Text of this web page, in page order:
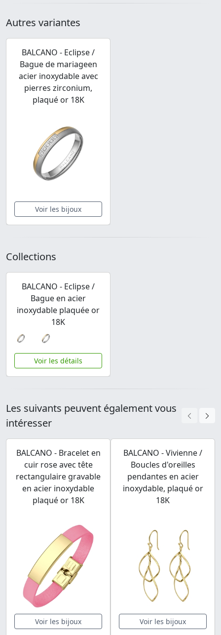
Autres variantes
BALCANO - Eclipse /
Bague de mariageen
acier inoxydable avec
pierres zirconium,
plaqué or 18K
Voir les bijoux
Collections
BALCANO - Eclipse /
Bague en acier
inoxydable plaquée or
18K
Voir les détails
Les suivants peuvent également vous
intéresser
BALCANO - Bracelet en
cuir rose avec tête
rectangulaire gravable
en acier inoxydable
plaqué or 18K
Voir les bijoux
BALCANO - Vivienne /
Boucles d'oreilles
pendantes en acier
inoxydable, plaqué or
18K
Voir les bijoux